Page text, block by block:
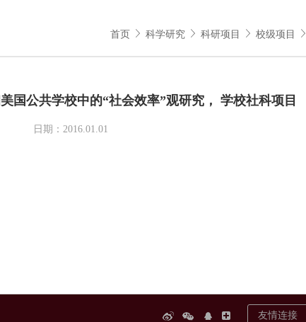
首页 科学研究 科研项目 校级项目
国公共学校中的“社会效率”观研究， 学校社科项目
日期：2016.01.01
友情连接